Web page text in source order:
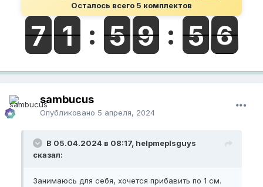
Осталось всего 5 комплектов
sambucus
Опубликовано 5 апреля, 2024
В 05.04.2024 в 08:17, helpmeplsguys
сказал:
Занимаюсь для себя, хочется прибавить по 1 см.